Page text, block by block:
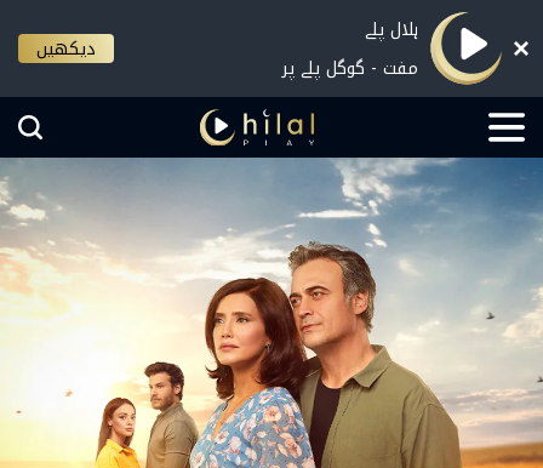
ہلال پلے
مفت - گوگل پلے پر
دیکھیں